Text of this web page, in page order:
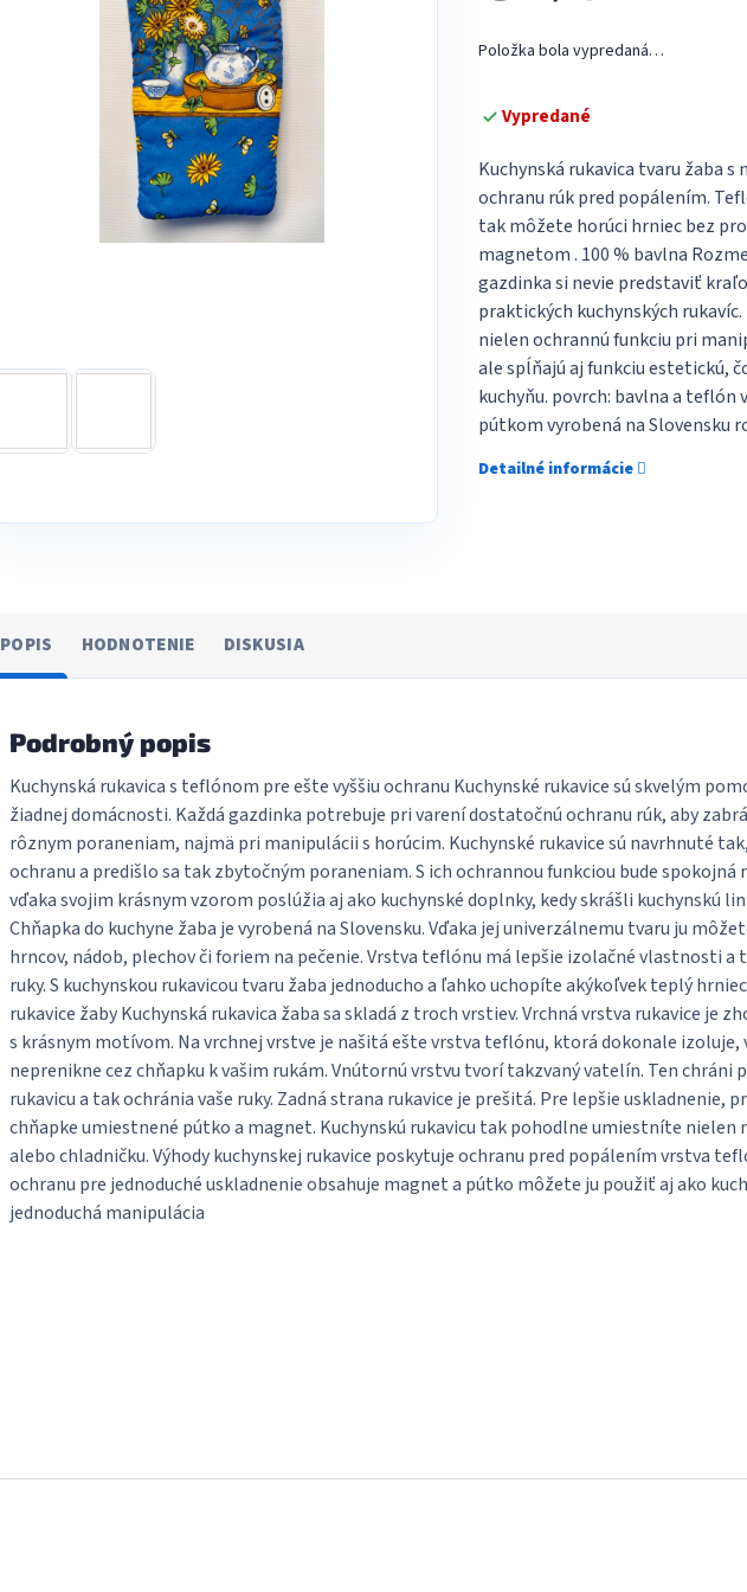
cena:
Vypredané
Položka bola vypredaná…
Kuchynská rukavica tvaru žaba
ochranu rúk pred popálením.
tak môžete horúci hrniec bez
magnetom . 100 % bavlna
gazdinka si nevie predstaviť
praktických kuchynských
nielen ochrannú funkciu pri
ale spĺňajú aj funkciu estetickú,
kuchyňu. povrch: bavlna a
pútkom vyrobená na Slovensku
Detailné informácie
POPIS HODNOTENIE DISKUSIA
Podrobný popis
Kuchynská rukavica s teflónom pre ešte vyššiu ochranu Kuchynské rukavice sú skvelým
žiadnej domácnosti. Každá gazdinka potrebuje pri varení dostatočnú ochranu rúk, aby
rôznym poraneniam, najmä pri manipulácii s horúcim. Kuchynské rukavice sú navrhnuté
ochranu a predišlo sa tak zbytočným poraneniam. S ich ochrannou funkciou bude spokojná
vďaka svojim krásnym vzorom poslúžia aj ako kuchynské doplnky, kedy skrášli kuchynskú
Chňapka do kuchyne žaba je vyrobená na Slovensku. Vďaka jej univerzálnemu tvaru ju
hrncov, nádob, plechov či foriem na pečenie. Vrstva teflónu má lepšie izolačné vlastnosti a
ruky. S kuchynskou rukavicou tvaru žaba jednoducho a ľahko uchopíte akýkoľvek teplý
rukavice žaby Kuchynská rukavica žaba sa skladá z troch vrstiev. Vrchná vrstva rukavice je
s krásnym motívom. Na vrchnej vrstve je našitá ešte vrstva teflónu, ktorá dokonale izoluje,
neprenikne cez chňapku k vašim rukám. Vnútornú vrstvu tvorí takzvaný vatelín. Ten chráni
rukavicu a tak ochránia vaše ruky. Zadná strana rukavice je prešitá. Pre lepšie uskladnenie,
chňapke umiestnené pútko a magnet. Kuchynskú rukavicu tak pohodlne umiestníte nielen
alebo chladničku. Výhody kuchynskej rukavice poskytuje ochranu pred popálením vrstva
ochranu pre jednoduché uskladnenie obsahuje magnet a pútko môžete ju použiť aj ako
jednoduchá manipulácia